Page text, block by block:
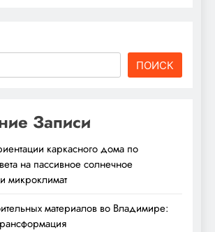
ПОИСК
Записи
каркасного дома по
на пассивное солнечное
микроклимат
материалов во Владимире: